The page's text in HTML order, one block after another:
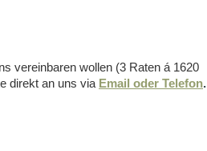
vereinbaren wollen (3 Raten á 1620
direkt an uns via Email oder Telefon.